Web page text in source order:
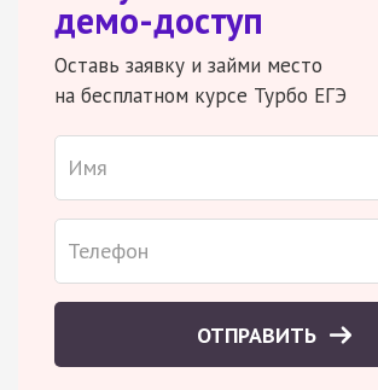
демо-доступ
Оставь заявку и займи место
на бесплатном курсе Турбо ЕГЭ
ОТПРАВИТЬ